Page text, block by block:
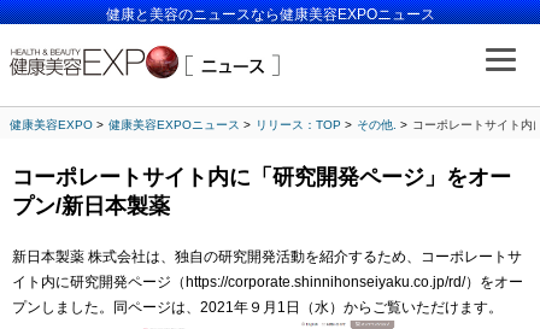
健康と美容のニュースなら健康美容EXPOニュース
健康美容EXPO 健康美容EXPOニュース リリース：TOP その他. コーポレートサイト内
コーポレートサイト内に「研究開発ページ」をオー
プン/新日本製薬
新日本製薬 株式会社は、独自の研究開発活動を紹介するため、コーポレートサ
イト内に研究開発ページ（https://corporate.shinnihonseiyaku.co.jp/rd/）をオー
プンしました。同ページは、2021年９月1日（水）からご覧いただけます。